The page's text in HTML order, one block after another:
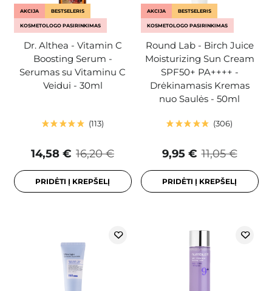
AKCIJA BESTSELERIS
KOSMETOLOGO PASIRINKIMAS
Dr. Althea - Vitamin C
Boosting Serum -
Serumas su Vitaminu C
Veidui - 30ml
113
16,20 €
14,58 €
PRIDĖTI Į KREPŠELĮ
AKCIJA BESTSELERIS
KOSMETOLOGO PASIRINKIMAS
Round Lab - Birch Juice
Moisturizing Sun Cream
SPF50+ PA++++ -
Drėkinamasis Kremas
nuo Saulės - 50ml
306
11,05 €
9,95 €
PRIDĖTI Į KREPŠELĮ